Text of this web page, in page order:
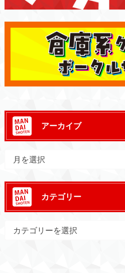
アーカイブ
カテゴリー